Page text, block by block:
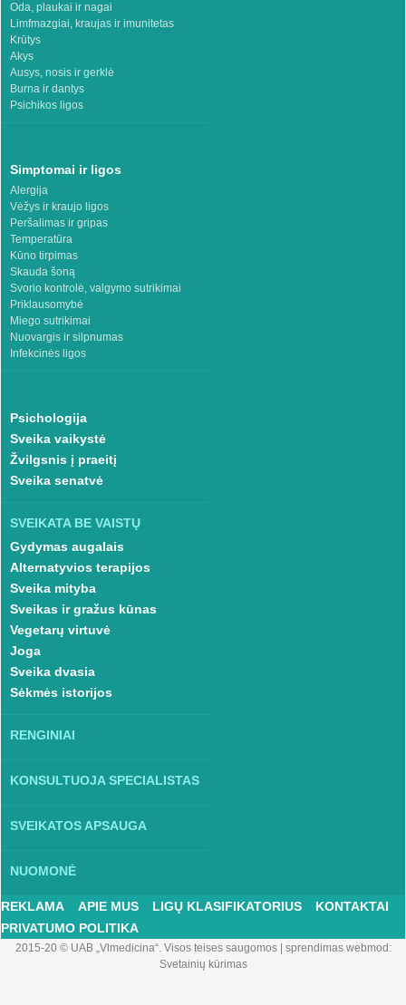
Oda, plaukai ir nagai
Limfmazgiai, kraujas ir imunitetas
Krūtys
Akys
Ausys, nosis ir gerklė
Burna ir dantys
Psichikos ligos
Simptomai ir ligos
Alergija
Vėžys ir kraujo ligos
Peršalimas ir gripas
Temperatūra
Kūno tirpimas
Skauda šoną
Svorio kontrolė, valgymo sutrikimai
Priklausomybė
Miego sutrikimai
Nuovargis ir silpnumas
Infekcinės ligos
Psichologija
Sveika vaikystė
Žvilgsnis į praeitį
Sveika senatvė
SVEIKATA BE VAISTŲ
Gydymas augalais
Alternatyvios terapijos
Sveika mityba
Sveikas ir gražus kūnas
Vegetarų virtuvė
Joga
Sveika dvasia
Sėkmės istorijos
RENGINIAI
KONSULTUOJA SPECIALISTAS
SVEIKATOS APSAUGA
NUOMONĖ
REKLAMA APIE MUS LIGŲ KLASIFIKATORIUS
KONTAKTAI
PRIVATUMO POLITIKA
2015-20 © UAB „Vlmedicina“. Visos teises saugomos| sprendimas webmod:
Svetainių kūrimas